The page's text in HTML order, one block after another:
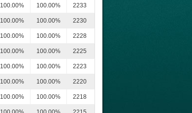
100.00% 100.00% 2233
100.00% 100.00% 2230
100.00% 100.00% 2228
100.00% 100.00% 2225
100.00% 100.00% 2223
100.00% 100.00% 2220
100.00% 100.00% 2218